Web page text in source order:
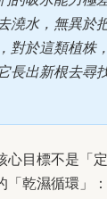
澆水，無異於
對於這類植株
長出新根去尋
心目標不是「
「乾濕循環」